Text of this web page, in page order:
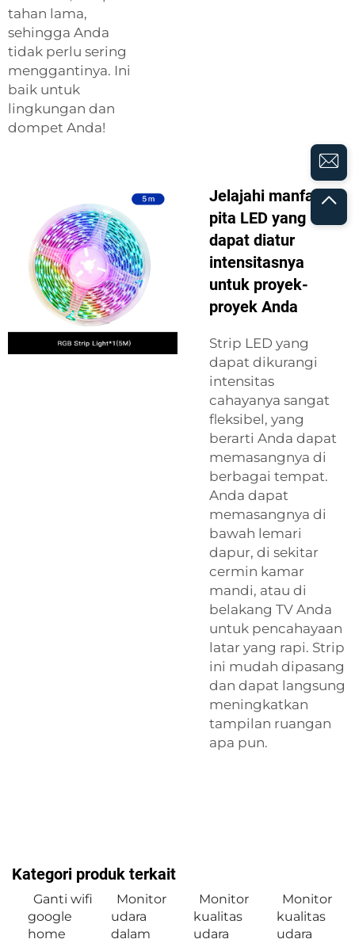
tahan lama,
sehingga Anda
tidak perlu sering
menggantinya. Ini
baik untuk
lingkungan dan
dompet Anda!
Jelajahi manfaat
pita LED yang
dapat diatur
intensitasnya
untuk proyek-
proyek Anda
Strip LED yang
dapat dikurangi
intensitas
cahayanya sangat
fleksibel, yang
berarti Anda dapat
memasangnya di
berbagai tempat.
Anda dapat
memasangnya di
bawah lemari
dapur, di sekitar
cermin kamar
mandi, atau di
belakang TV Anda
untuk pencahayaan
latar yang rapi. Strip
ini mudah dipasang
dan dapat langsung
meningkatkan
tampilan ruangan
apa pun.
Kategori produk terkait
Ganti wifi
google
home
Monitor
udara
dalam
Monitor
kualitas
udara
Monitor
kualitas
udara